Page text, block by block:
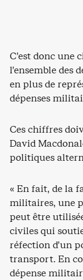
C’est donc une
l’ensemble des
en plus de
dépenses
Ces chiffres
David
politiques
« En fait, de la
militaires, une
peut être
civiles qui
réfection d’un
transport. En
dépense